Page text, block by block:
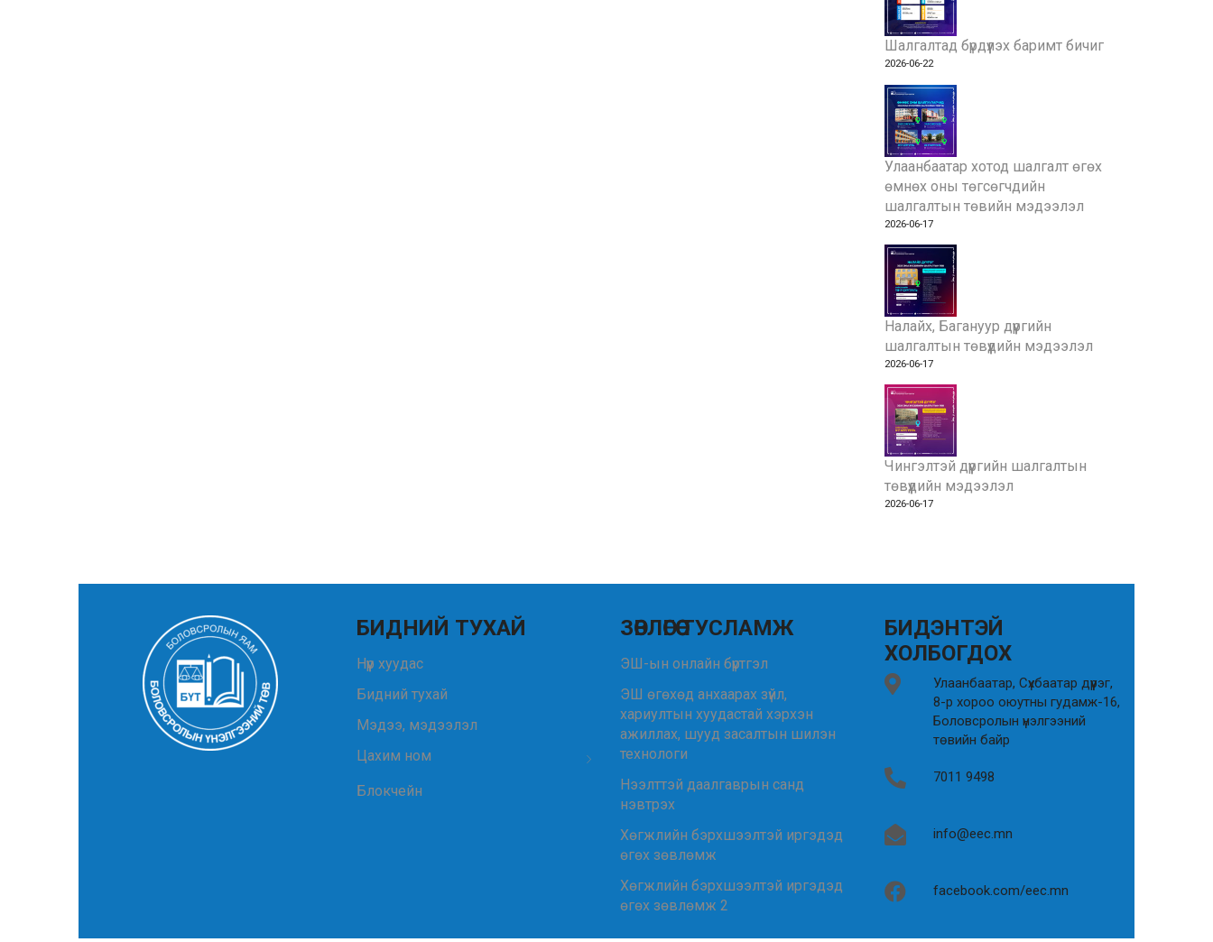
Шалгалтад бүрдүүлэх баримт бичиг
2026-06-22
Улаанбаатар хотод шалгалт өгөх
өмнөх оны төгсөгчдийн
шалгалтын төвийн мэдээлэл
2026-06-17
Налайх, Багануур дүүргийн
шалгалтын төвүүдийн мэдээлэл
2026-06-17
Чингэлтэй дүүргийн шалгалтын
төвүүдийн мэдээлэл
2026-06-17
БИДНИЙ ТУХАЙ
Нүүр хуудас
Бидний тухай
Мэдээ, мэдээлэл
Цахим ном
Блокчейн
ЗӨВЛӨГӨӨ ТУСЛАМЖ
ЭШ-ын онлайн бүртгэл
ЭШ өгөхөд анхаарах зүйл,
хариултын хуудастай хэрхэн
ажиллах, шууд засалтын шилэн
технологи
Нээлттэй даалгаврын санд
нэвтрэх
Хөгжлийн бэрхшээлтэй иргэдэд
өгөх зөвлөмж
Хөгжлийн бэрхшээлтэй иргэдэд
өгөх зөвлөмж 2
БИДЭНТЭЙ
ХОЛБОГДОХ
Улаанбаатар, Сүхбаатар дүүрэг,
8-р хороо оюутны гудамж-16,
Боловсролын үнэлгээний
төвийн байр
7011 9498
info@eec.mn
facebook.com/eec.mn